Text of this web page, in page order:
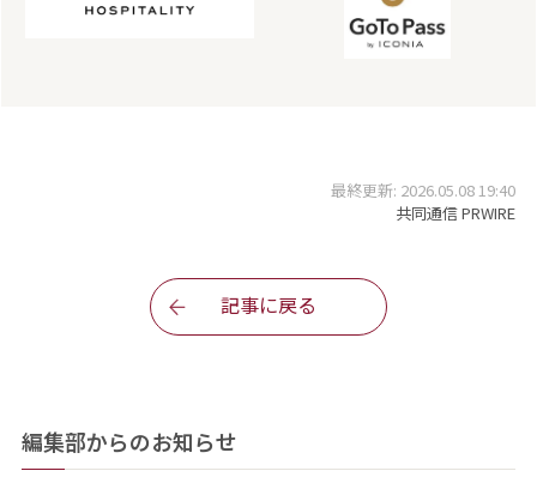
最終更新: 2026.05.08 19:40
共同通信 PRWIRE
記事に戻る
編集部からのお知らせ